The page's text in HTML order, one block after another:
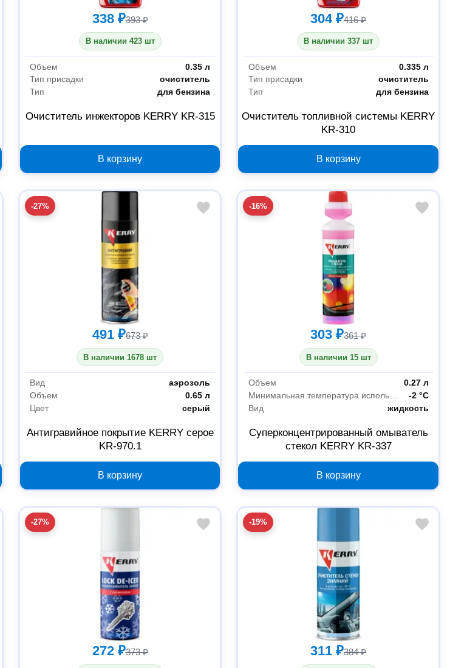
338 ₽393 ₽
В наличии 423 шт
Объем
0.35 л
Тип присадки
очиститель
Тип
для бензина
Очиститель инжекторов KERRY KR-315
В корзину
304 ₽416 ₽
В наличии 337 шт
Объем
0.335 л
Тип присадки
очиститель
Тип
для бензина
Очиститель топливной системы KERRY
KR-310
В корзину
-27%
491 ₽673 ₽
В наличии 1678 шт
Вид
аэрозоль
Объем
0.65 л
Цвет
серый
Антигравийное покрытие KERRY серое
KR-970.1
В корзину
-16%
303 ₽361 ₽
В наличии 15 шт
Объем
0.27 л
Минимальная температура использования
-2 °С
Вид
жидкость
Суперконцентрированный омыватель
стекол KERRY KR-337
В корзину
-27%
272 ₽373 ₽
-19%
311 ₽384 ₽